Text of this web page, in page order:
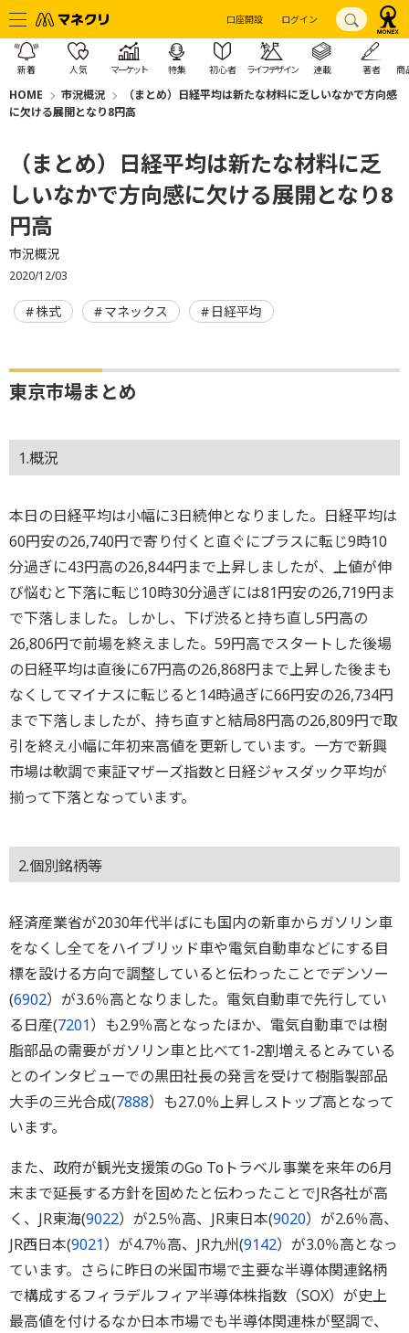
口座開設 ログイン
新着 人気 マーケット 特集 初心者 ライフデザイン 連載 著者 商
HOME 市況概況
（まとめ）日経平均は新たな材料に乏しいなかで方向感
に欠ける展開となり8円高
（まとめ）日経平均は新たな材料に乏
しいなかで方向感に欠ける展開となり8
円高
市況概況
2020/12/03
株式 マネックス 日経平均
東京市場まとめ
1.概況
本日の日経平均は小幅に3日続伸となりました。日経平均は
60円安の26,740円で寄り付くと直ぐにプラスに転じ9時10
分過ぎに43円高の26,844円まで上昇しましたが、上値が伸
び悩むと下落に転じ10時30分過ぎには81円安の26,719円ま
で下落しました。しかし、下げ渋ると持ち直し5円高の
26,806円で前場を終えました。59円高でスタートした後場
の日経平均は直後に67円高の26,868円まで上昇した後まも
なくしてマイナスに転じると14時過ぎに66円安の26,734円
まで下落しましたが、持ち直すと結局8円高の26,809円で取
引を終え小幅に年初来高値を更新しています。一方で新興
市場は軟調で東証マザーズ指数と日経ジャスダック平均が
揃って下落となっています。
2.個別銘柄等
経済産業省が2030年代半ばにも国内の新車からガソリン車
をなくし全てをハイブリッド車や電気自動車などにする目
標を設ける方向で調整していると伝わったことでデンソー
(6902）が3.6％高となりました。電気自動車で先行してい
る日産(7201）も2.9％高となったほか、電気自動車では樹
脂部品の需要がガソリン車と比べて1-2割増えるとみている
とのインタビューでの黒田社長の発言を受けて樹脂製部品
大手の三光合成(7888）も27.0％上昇しストップ高となって
います。
また、政府が観光支援策のGo Toトラベル事業を来年の6月
末まで延長する方針を固めたと伝わったことでJR各社が高
く、JR東海(9022）が2.5％高、JR東日本(9020）が2.6％高、
JR西日本(9021）が4.7％高、JR九州(9142）が3.0％高となっ
ています。さらに昨日の米国市場で主要な半導体関連銘柄
で構成するフィラデルフィア半導体株指数（SOX）が史上
最高値を付けるなか日本市場でも半導体関連株が堅調で、